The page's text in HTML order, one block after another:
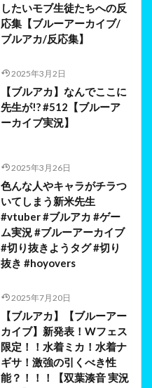
したいモブ生徒たちへの反
応集【ブルーアーカイブ/
ブルアカ/反応集】
2025年3月2日
【ブルアカ】なんでここに
先生が!? #512【ブルーア
ーカイブ実況】
2025年3月26日
色んな人やキャラがチラつ
いてしまう新米先生
#vtuber #ブルアカ #ゲー
ム実況 #ブルーアーカイブ
#切り抜きようタグ #切り
抜き #hoyovers
2025年7月20日
【ブルアカ】【ブルーアー
カイブ】新発表！Wフェス
限定！！水着ミカ！水着ナ
ギサ！激強の引くべき性
能？！！！【双葉湊音 実況